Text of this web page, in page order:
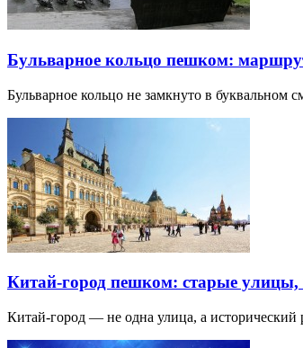
Бульварное кольцо пешком:
Бульварное кольцо не замкнуто в
Китай-город пешком: старые
Китай-город — не одна улица, а